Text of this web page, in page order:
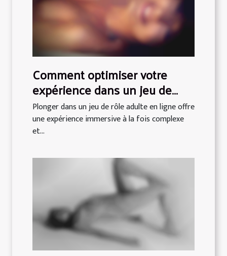
Comment optimiser votre
expérience dans un jeu de
rôle adulte en ligne ?
Plonger dans un jeu de rôle adulte en ligne offre
une expérience immersive à la fois complexe
et...